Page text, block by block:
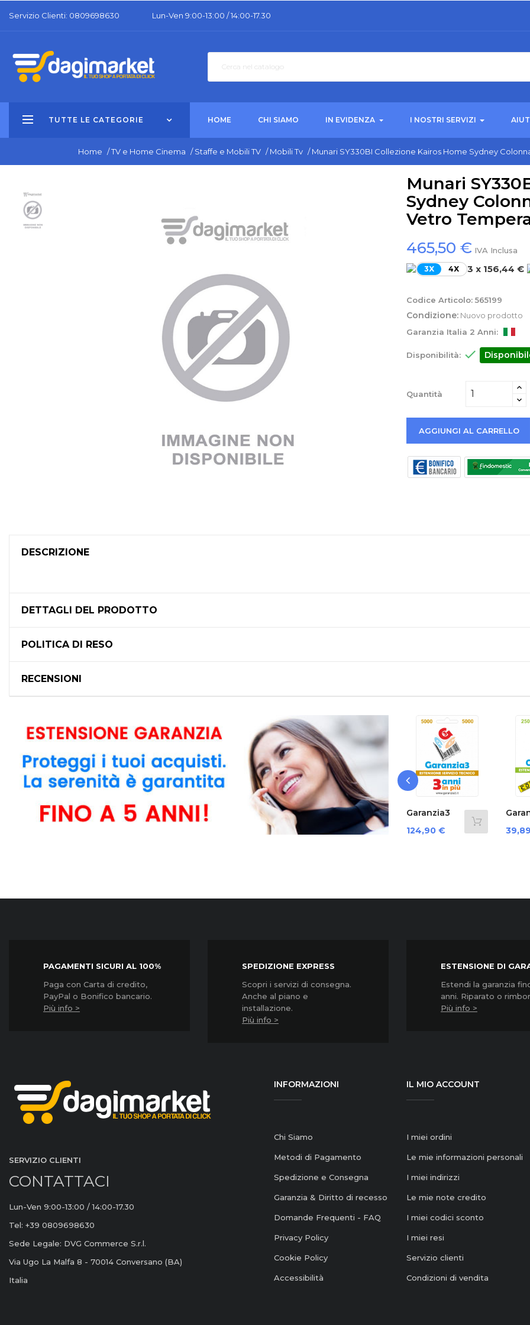
Servizio Clienti: 0809698630 Lun-Ven 9:00-13:00 / 14:00-17.30
TUTTE LE CATEGORIE HOME CHI SIAMO IN EVIDENZA I NOSTRI SERVIZI
Home /TV e Home Cinema / Staffe e Mobili TV / Mobili Tv / Munari SY330BI Collezione Kairos Home Sydney
Munari
Sydney
Vetro
465,50 € IVA Inclusa
3X 4X 3 x 156,44 €
Codice Articolo: 565199
Condizione: Nuovo prodotto
Garanzia Italia 2 Anni:
Disponibilità: 
Quantità
AGGIUNGI AL CARRELLO
DESCRIZIONE
DETTAGLI DEL PRODOTTO
POLITICA DI RESO
RECENSIONI
Garanzia3
Grpd3500...
Garanzia3
Grpd31000...
Garanzia3
Grpd32000...
Garanzia3
Grpd35000...
Prezzo
124,90 €
Garanzia3
Mesi...
Prezzo
39,89 €
PAGAMENTI SICURI AL 100%
Paga con Carta di credito,
PayPal o Bonifico bancario.
Più info >
SPEDIZIONE EXPRESS
Scopri i servizi di consegna.
Anche al piano e
installazione.
Più info >
ESTENSIONE DI
Estendi la garanzia
anni. Riparato o
Più info >
SERVIZIO CLIENTI
CONTATTACI
Lun-Ven 9:00-13:00 / 14:00-17.30
Tel: +39 0809698630
Sede Legale: DVG Commerce S.r.l.
Via Ugo La Malfa 8 - 70014 Conversano (BA)
Italia
INFORMAZIONI
Chi Siamo
Metodi di Pagamento
Spedizione e Consegna
Garanzia & Diritto di recesso
Domande Frequenti - FAQ
Privacy Policy
Cookie Policy
Accessibilità
IL MIO ACCOUNT
I miei ordini
Le mie informazioni personali
I miei indirizzi
Le mie note credito
I miei codici sconto
I miei resi
Servizio clienti
Condizioni di vendita